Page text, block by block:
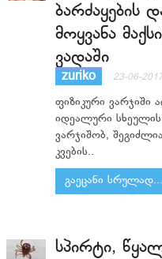
ბარძაყების
მოყვანა
ვადაში
zuriko 23-06-
ფიზიკური ვარჯიში
იდეალური
ვარჯიშობ,
კვების..
გაეცანი სრულად...
სპირტი,